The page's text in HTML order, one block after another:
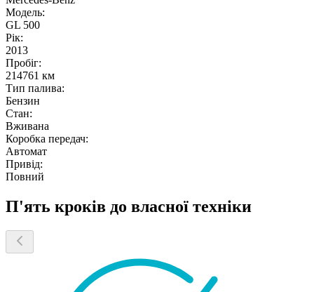
Модель:
GL 500
Рік:
2013
Пробіг:
214761 км
Тип палива:
Бензин
Стан:
Вживана
Коробка передач:
Автомат
Привід:
Повний
П'ять кроків до власної техніки